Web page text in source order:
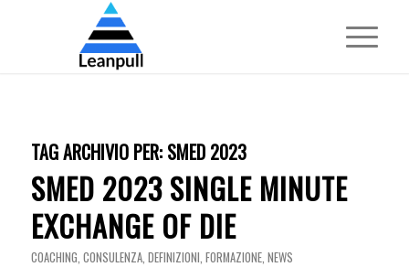
TAG ARCHIVIO PER: SMED 2023
SMED 2023 SINGLE MINUTE
EXCHANGE OF DIE
COACHING, CONSULENZA, DEFINIZIONI, FORMAZIONE, NEWS